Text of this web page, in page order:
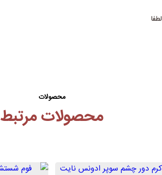
محصولات
محصولات مرتبط